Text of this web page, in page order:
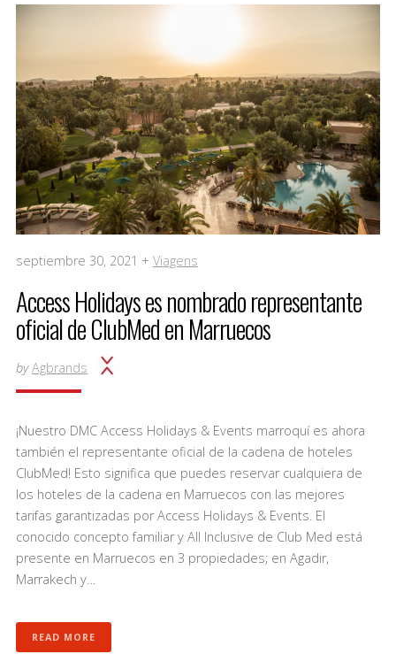
septiembre 30, 2021 + Viagens
Access Holidays es nombrado representante
oficial de ClubMed en Marruecos
by Agbrands
¡Nuestro DMC Access Holidays & Events marroquí es ahora
también el representante oficial de la cadena de hoteles
ClubMed! Esto significa que puedes reservar cualquiera de
los hoteles de la cadena en Marruecos con las mejores
tarifas garantizadas por Access Holidays & Events. El
conocido concepto familiar y All Inclusive de Club Med está
presente en Marruecos en 3 propiedades; en Agadir,
Marrakech y…
READ MORE